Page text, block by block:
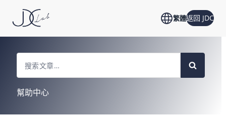
返回 JDC
繁體
For
幫助中心